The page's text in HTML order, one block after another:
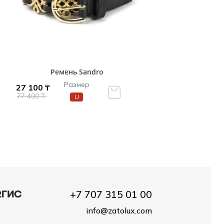
Ремень Sandro
27 100 ₸
77 400 ₸
Размер
U
+7 707 315 01 00
info@zatolux.com